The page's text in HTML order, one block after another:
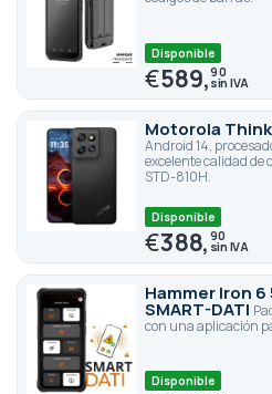
Disponible
€589,90
Motorola
Android 14,
excelente calidad de
STD-810H.
Disponible
€388,90
Hammer Iron
SMART-DATI
con una aplicación
Disponible